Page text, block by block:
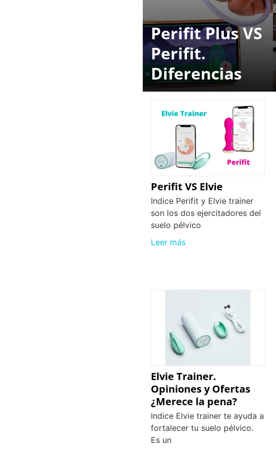
Perifit Plus VS
Perifit.
Diferencias
Perifit VS Elvie
Indice Perifit y Elvie trainer
son los dos ejercitadores del
suelo pélvico
Leer más
Elvie Trainer.
Opiniones y Ofertas
¿Merece la pena?
Indice Elvie trainer te ayuda a
fortalecer tu suelo pélvico.
Es un